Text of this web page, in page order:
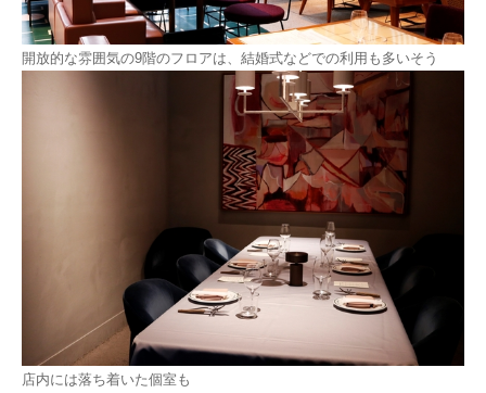
開放的な雰囲気の9階のフロアは、結婚式などでの利用も多いそう
店内には落ち着いた個室も